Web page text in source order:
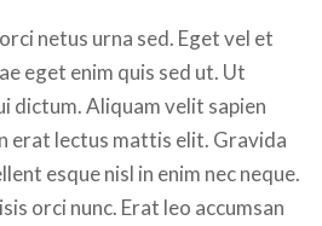
netus urna sed. Eget vel et
eget enim quis sed ut. Ut
dictum. Aliquam velit sapien
erat lectus mattis elit. Gravida
esque nisl in enim nec neque.
orci nunc. Erat leo accumsan